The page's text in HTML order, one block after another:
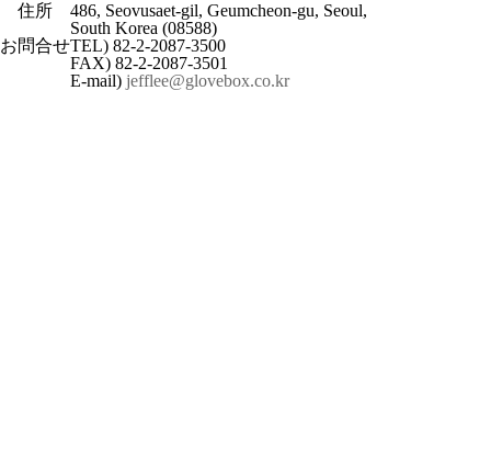
住所
486, Seovusaet-gil, Geumcheon-gu, Seoul,
South Korea (08588)
お問合せTEL) 82-2-2087-3500
FAX) 82-2-2087-3501
E-mail) jefflee@glovebox.co.kr